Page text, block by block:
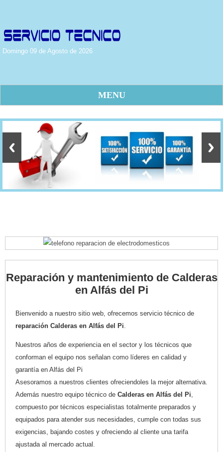
Domingo 09 de Agosto de 2026
MENU
Reparación y mantenimiento de Calderas
en Alfás del Pi
Bienvenido a nuestro sitio web, ofrecemos servicio técnico de
reparación Calderas en Alfás del Pi
Nuestros años de experiencia en el sector y los técnicos que
conforman el equipo nos señalan como líderes en calidad y
garantía en Alfás del Pi
Asesoramos a nuestros clientes ofreciendoles la mejor alternativa.
Además nuestro equipo técnico de Calderas en Alfás del Pi
compuesto por técnicos especialistas totalmente preparados y
equipados para atender sus necesidades, cumple con todas sus
exigencias, bajando costes y ofreciendo al cliente una tarifa
ajustada al mercado actual.